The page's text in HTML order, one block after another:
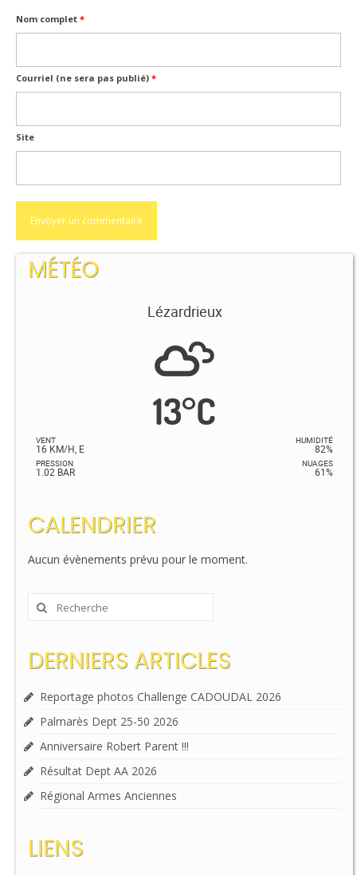
Nom complet *
Courriel (ne sera pas publié) *
Site
MÉTÉO
Lézardrieux
13°C
VENT
16 KM/H, E
PRESSION
1.02 BAR
HUMIDITÉ
82%
NUAGES
61%
CALENDRIER
Aucun évènements prévu pour le moment.
Rechercher
:
DERNIERS ARTICLES
Reportage photos Challenge CADOUDAL 2026
Palmarès Dept 25-50 2026
Anniversaire Robert Parent !!!
Résultat Dept AA 2026
Régional Armes Anciennes
LIENS